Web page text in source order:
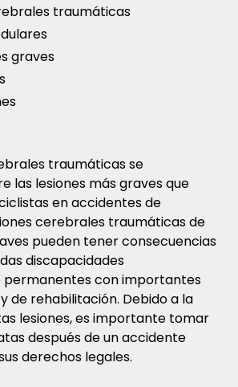
traumáticas
graves
traumáticas se
las lesiones más graves que
en accidentes de
cerebrales traumáticas de
pueden tener consecuencias
discapacidades
con importantes
de rehabilitación. Debido a la
lesiones, es importante tomar
después de un accidente
derechos legales.